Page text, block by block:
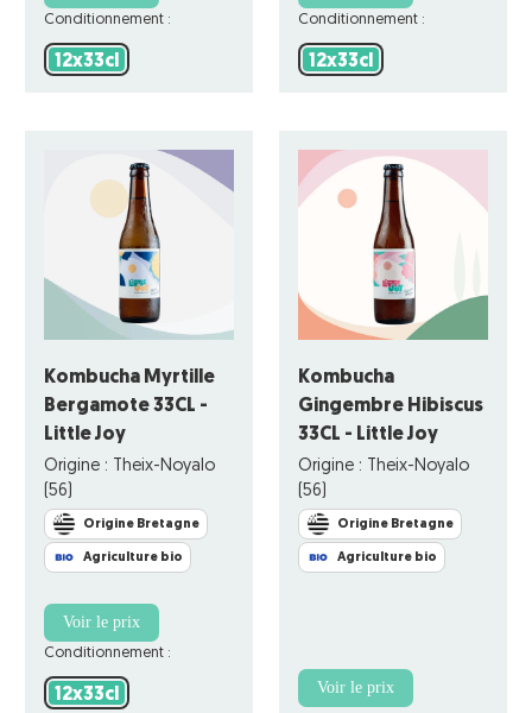
Conditionnement :
12x33cl
Conditionnement :
12x33cl
Kombucha Myrtille
Bergamote 33CL -
Little Joy
Origine : Theix-Noyalo
(56)
Origine Bretagne
Agriculture bio
Voir le prix
Conditionnement :
12x33cl
Kombucha
Gingembre Hibiscus
33CL - Little Joy
Origine : Theix-Noyalo
(56)
Origine Bretagne
Agriculture bio
Voir le prix